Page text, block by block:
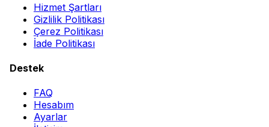
Hizmet Şartları
Gizlilik Politikası
Çerez Politikası
İade Politikası
Destek
FAQ
Hesabım
Ayarlar